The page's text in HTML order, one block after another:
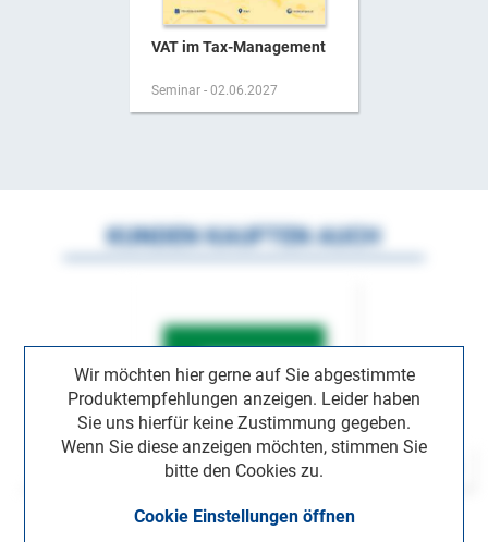
VAT im Tax-Management
Seminar - 02.06.2027
Wir möchten hier gerne auf Sie abgestimmte
Produktempfehlungen anzeigen. Leider haben
Sie uns hierfür keine Zustimmung gegeben.
Wenn Sie diese anzeigen möchten, stimmen Sie
bitte den Cookies zu.
Cookie Einstellungen öffnen
KUNDEN KAUFTEN AUCH